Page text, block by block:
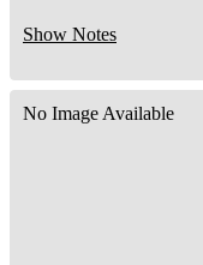
Show Notes
No Image Available